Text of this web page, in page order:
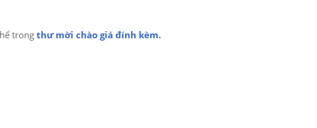
trong thư mời chào giá đính kèm.